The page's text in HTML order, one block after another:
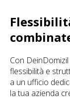
Con
flessibilità e
a un ufficio
la tua azienda